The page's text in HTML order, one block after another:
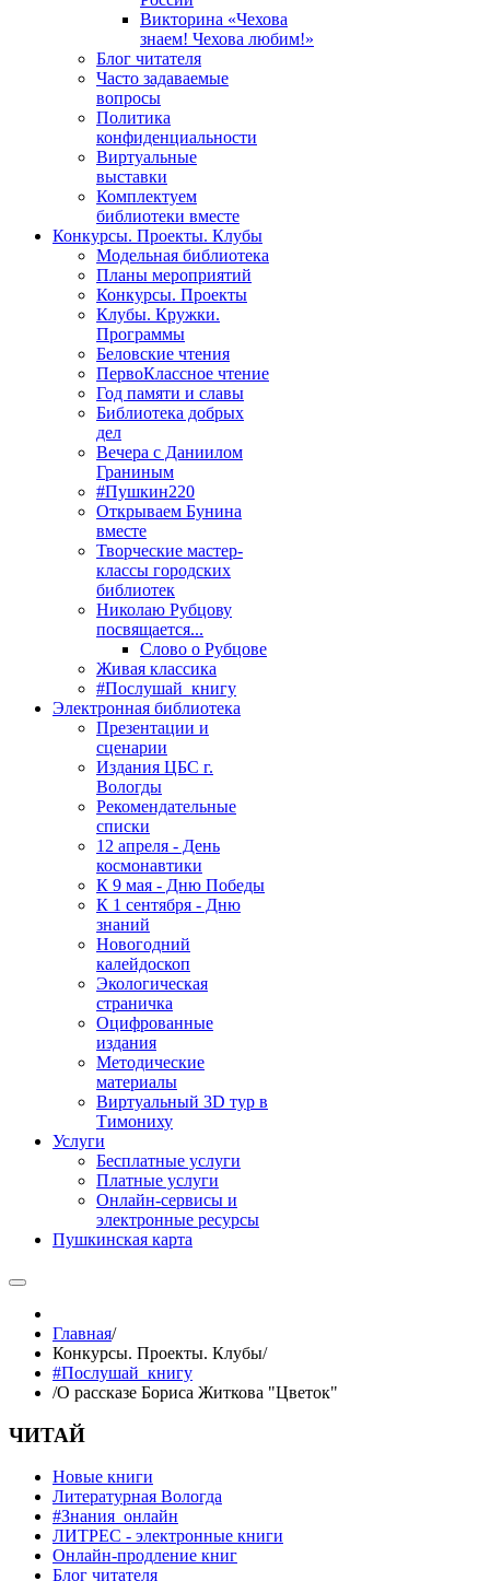
Викторина «Чехова
знаем! Чехова любим!»
Блог читателя
Часто задаваемые
вопросы
Политика
конфиденциальности
Виртуальные
выставки
Комплектуем
библиотеки вместе
Конкурсы. Проекты. Клубы
Модельная библиотека
Планы мероприятий
Конкурсы. Проекты
Клубы. Кружки.
Программы
Беловские чтения
ПервоКлассное чтение
Год памяти и славы
Библиотека добрых
дел
Вечера с Даниилом
Граниным
#Пушкин220
Открываем Бунина
вместе
Творческие мастер-
классы городских
библиотек
Николаю Рубцову
посвящается...
Слово о Рубцове
Живая классика
#Послушай_книгу
Электронная библиотека
Презентации и
сценарии
Издания ЦБС г.
Вологды
Рекомендательные
списки
12 апреля - День
космонавтики
К 9 мая - Дню Победы
К 1 сентября - Дню
знаний
Новогодний
калейдоскоп
Экологическая
страничка
Оцифрованные
издания
Методические
материалы
Виртуальный 3D тур в
Тимониху
Услуги
Бесплатные услуги
Платные услуги
Онлайн-сервисы и
электронные ресурсы
Пушкинская карта
Главная/
Конкурсы. Проекты. Клубы/
#Послушай_книгу
/О рассказе Бориса Житкова "Цветок"
ЧИТАЙ
Новые книги
Литературная Вологда
#Знания_онлайн
ЛИТРЕС - электронные книги
Онлайн-продление книг
Блог читателя